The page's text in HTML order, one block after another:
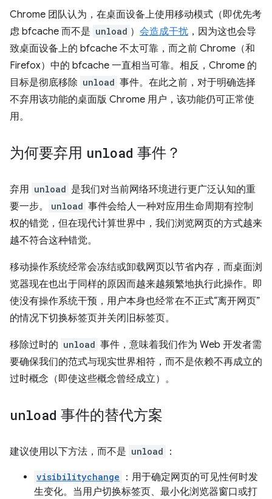
Chrome 团队认为，在桌面设备上使用移动模式（即优先考
虑 bfcache 而不是 unload ） 会造成干扰 ，因为这也会导
致桌面设备上的 bfcache 不太可靠，而之前 Chrome（和
Firefox）中的 bfcache 一直相当可靠。相反，Chrome 的
目标是彻底移除 unload 事件。在此之前，对于明确选择
不弃用该功能的桌面版 Chrome 用户，该功能仍可正常使
用。
为何要弃用 unload 事件？
弃用 unload 是我们对当前网络环境进行更广泛认知的重
要一步。
unload 事件会给人一种对应用生命周期有控制
权的错觉，但在现代计算世界中，我们浏览网页的方式越来
越不符合这种错觉。
移动操作系统经常会冻结或卸载网页以节省内存，而桌面浏
览器现在也出于同样的原因而越来越频繁地执行此操作。即
使没有操作系统干预，用户本身也经常在不正式“离开网页”
的情况下切换标签页并关闭旧标签页。
移除过时的 unload 事件，意味着我们作为 Web 开发者需
要确保我们的范式与现实世界相符，而不是依赖不再成立的
过时概念（即使这些概念曾经成立）。
unload 事件的替代方案
建议使用以下方法，而不是 unload ：
visibilitychange
：用于确定网页的可见性何时发
生变化。当用户切换标签页、最小化浏览器窗口或打